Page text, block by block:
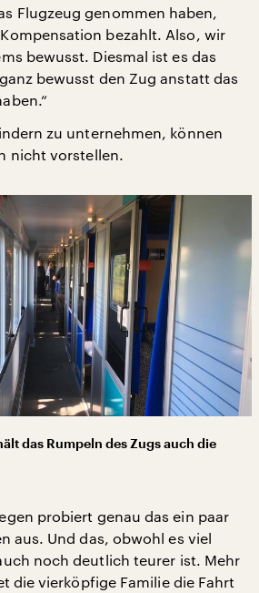
Flugzeug genommen haben,
bezahlt. Also, wir
bewusst. Diesmal ist es das
bewusst den Zug anstatt das
zu unternehmen, können
nicht vorstellen.
das Rumpeln des Zugs auch die
probiert genau das ein paar
aus. Und das, obwohl es viel
noch deutlich teurer ist. Mehr
die vierköpfige Familie die Fahrt